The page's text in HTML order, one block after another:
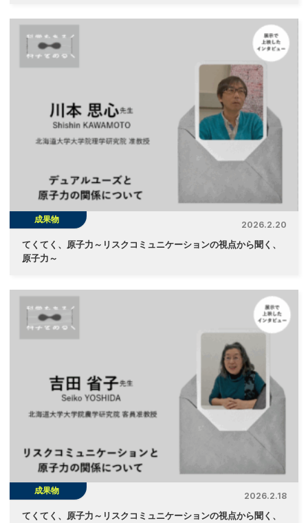
成果物
2026.2.20
てくてく、原子力～リスクコミュニケーションの視点から聞く、
原子力～
成果物
2026.2.18
てくてく、原子力～リスクコミュニケーションの視点から聞く、